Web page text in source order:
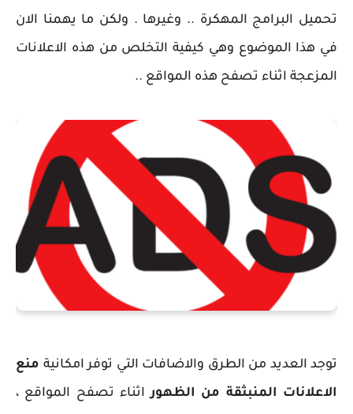
تحميل البرامج المهكرة .. وغيرها . ولكن ما يهمنا الان
في هذا الموضوع وهي كيفية التخلص من هذه الاعلانات
المزعجة اثناء تصفح هذه المواقع ..
توجد العديد من الطرق والاضافات التي توفر امكانية منع
الاعلانات المنبثقة من الظهوراثناء تصفح المواقع ،